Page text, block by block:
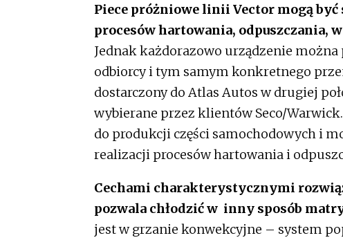
Piece próżniowe linii Vector mogą
procesów hartowania, odpuszczania,
Jednak każdorazowo urządzenie
odbiorcy i tym samym konkretnego
dostarczony do Atlas Autos w drugiej
wybierane przez klientów Seco/
do produkcji części samochodowych i
realizacji procesów hartowania i
Cechami charakterystycznymi
pozwala chłodzić w inny sposób
jest w grzanie konwekcyjne – system